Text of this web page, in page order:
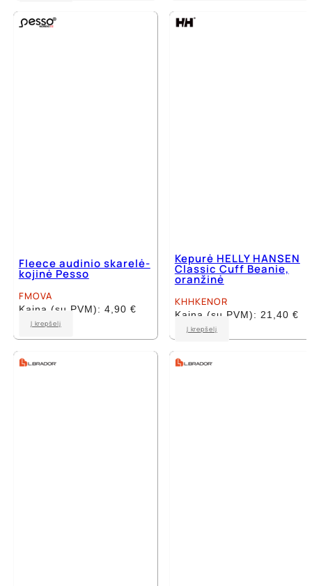
Fleece audinio skarelė-
kojinė Pesso
FMOVA
Kaina (su PVM): 4,90 €
Į krepšelį
Kepurė HELLY HANSEN
Classic Cuff Beanie,
oranžinė
KHHKENOR
Kaina (su PVM): 21,40 €
Į krepšelį